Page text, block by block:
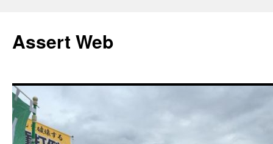
テ
ン
ス
キ
ッ
プ
Assert Web